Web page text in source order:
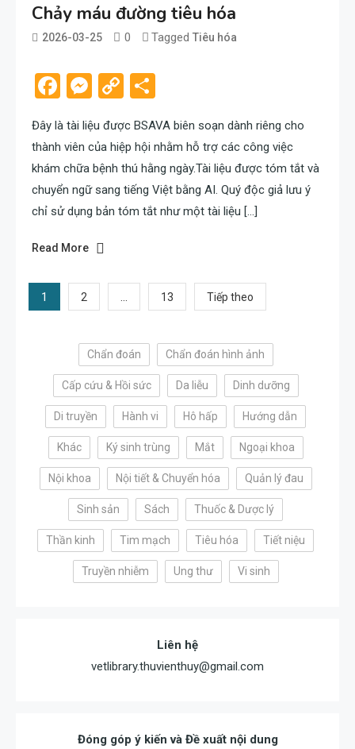
Chảy máu đường tiêu hóa
2026-03-25
0 TaggedTiêu hóa
Facebook
Messenger
Copy
Đây là tài liệu được BSAVA biên soạn dành riêng cho
thành viên của hiệp hội nhằm hỗ trợ các công việc
khám chữa bệnh thú hằng ngày.Tài liệu được tóm tắt và
chuyển ngữ sang tiếng Việt bằng AI. Quý độc giả lưu ý
chỉ sử dụng bản tóm tắt như một tài liệu […]
Read More
Phân
trang
bài
viết
1 2 … 13 Tiếp theo
Chẩn đoán Chẩn đoán hình ảnh
Cấp cứu & Hồi sức Da liễu Dinh dưỡng
Di truyền Hành vi Hô hấp Hướng dẫn
Khác Ký sinh trùng Mắt Ngoại khoa
Nội khoa Nội tiết & Chuyển hóa Quản lý đau
Sinh sản Sách Thuốc & Dược lý
Thần kinh Tim mạch Tiêu hóa Tiết niệu
Truyền nhiễm Ung thư Vi sinh
Liên hệ
vetlibrary.thuvienthuy@gmail.com
Đóng góp ý kiến và Đề xuất nội dung